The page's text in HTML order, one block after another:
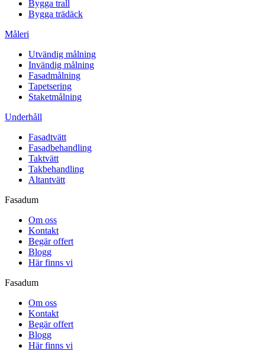
Bygga trall
Bygga trädäck
Måleri
Utvändig målning
Invändig målning
Fasadmålning
Tapetsering
Staketmålning
Underhåll
Fasadtvätt
Fasadbehandling
Taktvätt
Takbehandling
Altantvätt
Fasadum
Om oss
Kontakt
Begär offert
Blogg
Här finns vi
Fasadum
Om oss
Kontakt
Begär offert
Blogg
Här finns vi